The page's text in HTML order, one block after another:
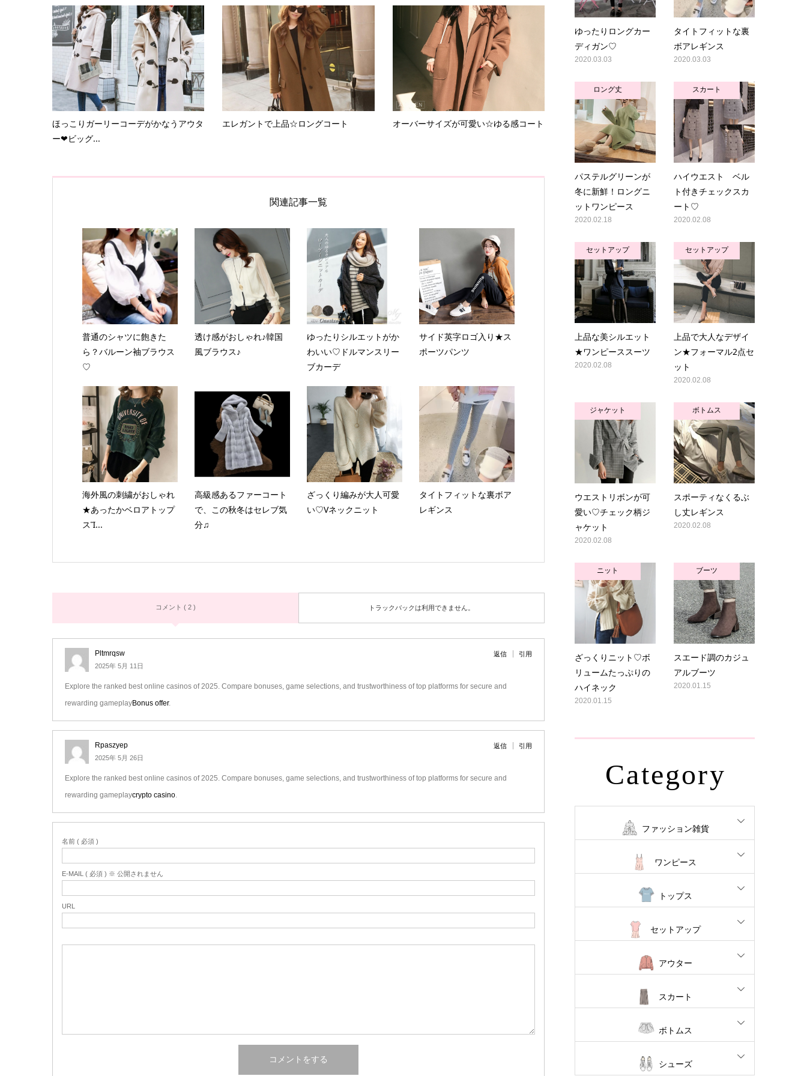
ほっこりガーリーコーデがかなうアウタ
ー❤ビッグ...
エレガントで上品☆ロングコート オーバーサイズが可愛い☆ゆる感コート
関連記事一覧
普通のシャツに飽きた
ら？バルーン袖ブラウス
♡
透け感がおしゃれ♪韓国
風ブラウス♪
ゆったりシルエットがか
わいい♡ドルマンスリー
ブカーデ
サイド英字ロゴ入り★ス
ポーツパンツ
海外風の刺繍がおしゃれ
★あったかベロアトップ
スἻ...
高級感あるファーコート
で、この秋冬はセレブ気
分♫
ざっくり編みが大人可愛
い♡Vネックニット
タイトフィットな裏ボア
レギンス
コメント ( 2 ) トラックバックは利用できません。
Pltmrqsw
2025年 5月 11日
返信 引用
Explore the ranked best online casinos of 2025. Compare bonuses, game selections, and trustworthiness of top platforms for secure and
rewarding gameplayBonus offer.
Rpaszyep
2025年 5月 26日
返信 引用
Explore the ranked best online casinos of 2025. Compare bonuses, game selections, and trustworthiness of top platforms for secure and
rewarding gameplaycrypto casino.
名前 ( 必須 )
E-MAIL ( 必須 ) ※ 公開されません
URL
ゆったりロングカー
ディガン♡
2020.03.03
タイトフィットな裏
ボアレギンス
2020.03.03
ロング丈
パステルグリーンが
冬に新鮮！ロングニ
ットワンピース
2020.02.18
スカート
ハイウエスト ベル
ト付きチェックスカ
ート♡
2020.02.08
セットアップ
上品な美シルエット
★ワンピーススーツ
2020.02.08
セットアップ
上品で大人なデザイ
ン★フォーマル2点セ
ット
2020.02.08
ジャケット
ウエストリボンが可
愛い♡チェック柄ジ
ャケット
2020.02.08
ボトムス
スポーティなくるぶ
し丈レギンス
2020.02.08
ニット
ざっくりニット♡ボ
リュームたっぷりの
ハイネック
2020.01.15
ブーツ
スエード調のカジュ
アルブーツ
2020.01.15
Category
ファッション雑貨
ワンピース
トップス
セットアップ
アウター
スカート
ボトムス
シューズ